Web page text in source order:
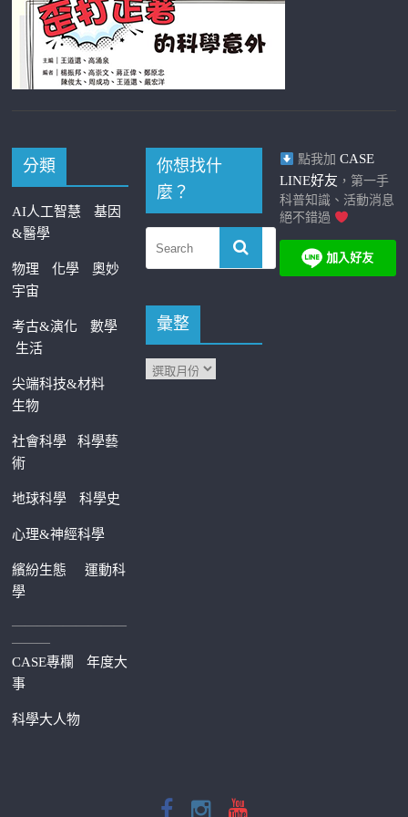
分類
AI人工智慧
基因
&醫學
物理 化學
奧妙
宇宙
考古&演化
數學
生活
尖端科技&材料
生物
社會科學科學藝
術
地球科學 科學史
心理&神經科學
繽紛生態運動科
學
—————————
———
CASE專欄
年度大
事
科學大人物
你想找什
麼？
彙整
點我加 CASE
LINE好友 ，第一手
科普知識、活動消息
絕不錯過